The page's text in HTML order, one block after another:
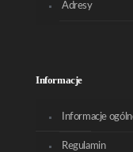
Adresy
Informacje
Informacje
Regulamin